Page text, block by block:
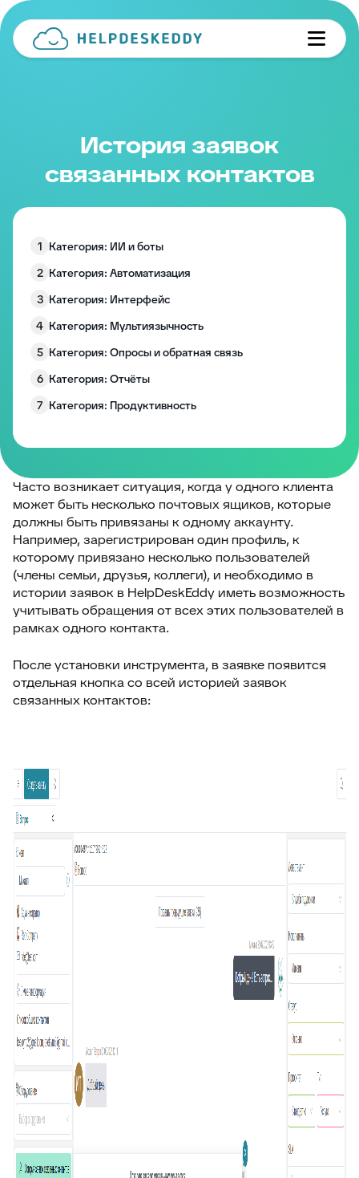
История заявок
связанных контактов
1 Категория: ИИ и боты
2 Категория: Автоматизация
3 Категория: Интерфейс
4 Категория: Мультиязычность
5 Категория: Опросы и обратная связь
6 Категория: Отчёты
7 Категория: Продуктивность
10 Изменение размера блоков заявки
Запрос согласия на обработку персональных
данных
12 EddyPlay
13 Опросы/Голосование
14 Подтверждение отправки ответа
15 Глобальное уведомление
17 Запретить создание заявки без клиента
18 Комментарии по умолчанию
21 Поиск по странице базы знаний
Отображать язык пользователя
23Упорядочить поля заявки
24Отображать поля контактов в Омни
25Спрятать поля контактов в заявке
26
Канал связи по умолчанию
27
28Цепочка статусов
29
30
31 Возврат к списку заявок
Массовое закрытие заявок
33Подзаявки в Омни
34Ограничение доступа к отчетам
35Открытие заявки в Омни
Часто возникает ситуация, когда у одного клиента
может быть несколько почтовых ящиков, которые
должны быть привязаны к одному аккаунту.
Например, зарегистрирован один профиль, к
которому привязано несколько пользователей
(члены семьи, друзья, коллеги), и необходимо в
истории заявок в HelpDeskEddy иметь возможность
учитывать обращения от всех этих пользователей в
рамках одного контакта.
После установки инструмента, в заявке появится
отдельная кнопка со всей историей заявок
связанных контактов: